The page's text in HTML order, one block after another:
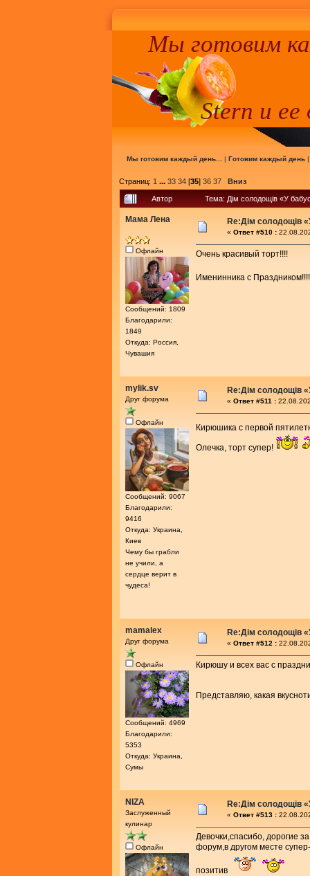
Мы готовим
Stern и ее
Мы готовим каждый день... | Готовим каждый день
Страниц: 1 ... 33 34 [35] 36 37 Вниз
Автор Тема: Дім солодощів «У
Мама Лена
Офлайн
Сообщений: 1809
Благодарили:
1849
Откуда: Россия,
Чувашия
Re:Дім солодощів
« Ответ #510 :
Очень красивый торт!!!!
Именинника с
mylik.sv
Друг форума
Офлайн
Сообщений: 9067
Благодарили:
9416
Откуда: Украина,
Киев
Чему бы грабли
не учили, а
сердце верит в
чудеса!
Re:Дім солодощів
« Ответ #511 :
Кирюшика с первой
Олечка, торт супер!
mamalex
Друг форума
Офлайн
Сообщений: 4969
Благодарили:
5353
Откуда: Украина,
Сумы
Re:Дім солодощів
« Ответ #512 :
Кирюшу и всех вас с
Представляю, какая
NIZA
Заслуженный
кулинар
Офлайн
Re:Дім солодощів
« Ответ #513 :
Девочки,спасибо, дорогие
форум,в другом месте
позитив